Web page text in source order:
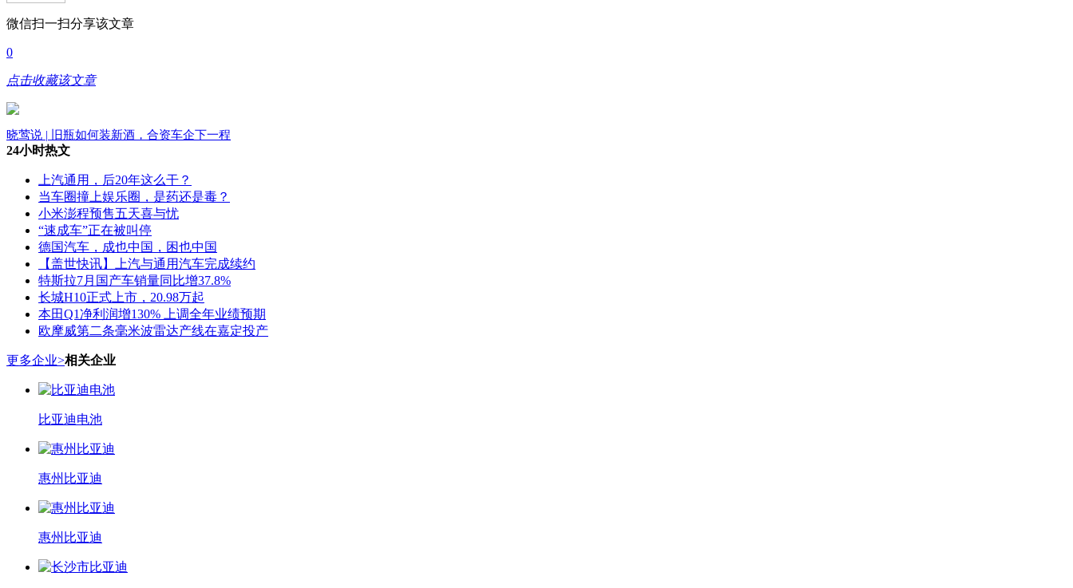
微信扫一扫分享该文章
0
点击收藏该文章
晓莺说 | 旧瓶如何装新酒，合资车企下一程
24小时热文
上汽通用，后20年这么干？
当车圈撞上娱乐圈，是药还是毒？
小米澎程预售五天喜与忧
“速成车”正在被叫停
德国汽车，成也中国，困也中国
【盖世快讯】上汽与通用汽车完成续约
特斯拉7月国产车销量同比增37.8%
长城H10正式上市，20.98万起
本田Q1净利润增130% 上调全年业绩预期
欧摩威第二条毫米波雷达产线在嘉定投产
更多企业>相关企业
比亚迪电池
惠州比亚迪
惠州比亚迪